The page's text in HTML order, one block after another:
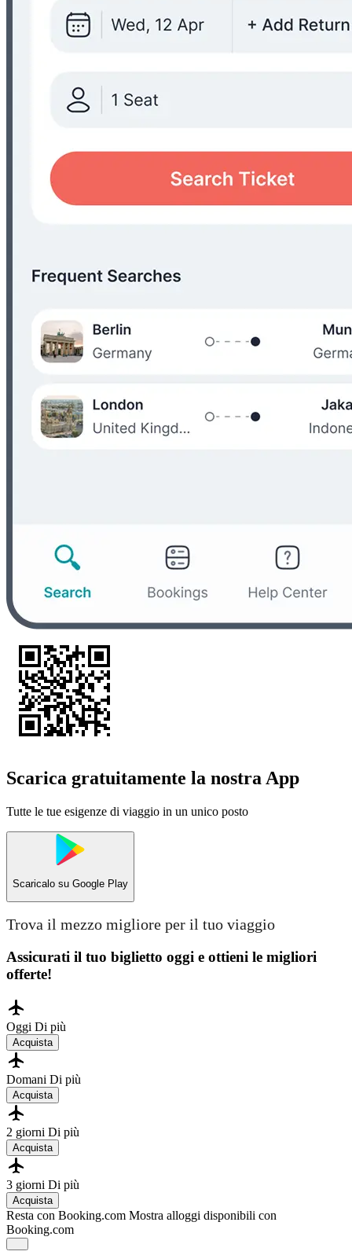
Scarica gratuitamente la nostra App
Tutte le tue esigenze di viaggio in un unico posto
Scaricalo su Google Play
Trova il mezzo migliore per il tuo viaggio
Assicurati il ​​tuo biglietto oggi e ottieni le migliori
offerte!
Oggi Di più
Acquista
Domani Di più
Acquista
2 giorni Di più
Acquista
3 giorni Di più
Acquista
Resta con Booking.com Mostra alloggi disponibili con
Booking.com